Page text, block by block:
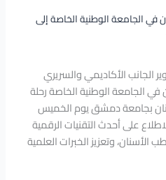
في الجامعة الوطنية الخاصة إلى
الجانب الأكاديمي والسريري
الجامعة الوطنية الخاصة رحلة
بجامعة دمشق يوم الخميس
2026 ، بهدف الاطلاع على أحدث التقنيات الرقمية
وتعزيز الخبرات العلمية